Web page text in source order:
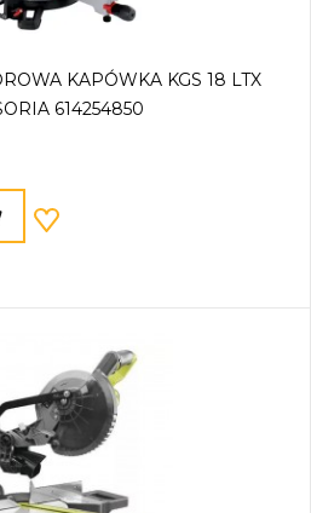
KAPÓWKA KGS 18 LTX
614254850